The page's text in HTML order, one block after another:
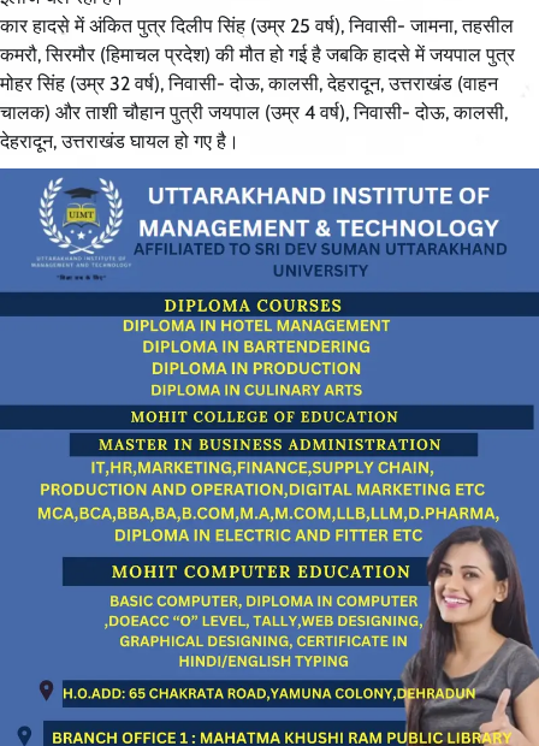
कार हादसे में अंकित पुत्र दिलीप सिंह (उम्र 25 वर्ष), निवासी- जामना, तहसील
कमरौ, सिरमौर (हिमाचल प्रदेश) की मौत हो गई है जबकि हादसे में जयपाल पुत्र
मोहर सिंह (उम्र 32 वर्ष), निवासी- दोऊ, कालसी, देहरादून, उत्तराखंड (वाहन
चालक) और ताशी चौहान पुत्री जयपाल (उम्र 4 वर्ष), निवासी- दोऊ, कालसी,
देहरादून, उत्तराखंड घायल हो गए है।